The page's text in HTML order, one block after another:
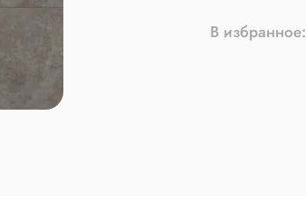
В избранное: